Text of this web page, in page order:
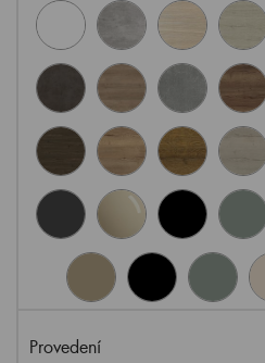
Provedení